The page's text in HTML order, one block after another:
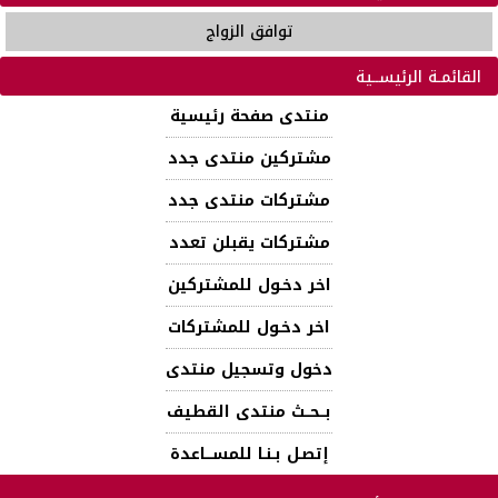
توافق الزواج
القائمـة الرئيســية
منتدى صفحة رئيسية
مشتركين منتدى جدد
مشتركات منتدى جدد
مشتركات يقبلن تعدد
اخر دخـول للمشتركين
اخر دخـول للمشتركات
دخول وتسجيل منتدى
بــحــث منتدى القطيف
إتصـل بـنـا للمســـاعدة